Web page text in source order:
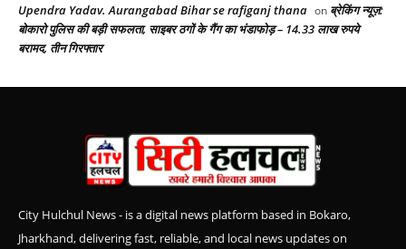
Upendra Yadav. Aurangabad Bihar se rafiganj thana on ब्रेकिंग न्यूज़:
बोकारो पुलिस की बड़ी सफलता, साइबर ठगों के गैंग का भंडाफोड़ – 14.33 लाख रुपये
बरामद, तीन गिरफ्तार
City Hulchul News - is a digital news platform based in Bokaro,
Jharkhand, delivering fast, reliable, and local news updates on